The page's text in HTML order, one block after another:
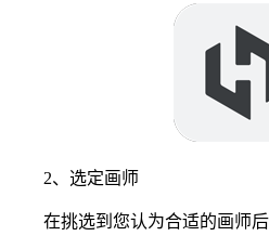
2、选定画师
在挑选到您认为合适的画师后